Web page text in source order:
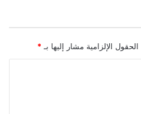
الحقول الإلزامية مشار إليها بـ *